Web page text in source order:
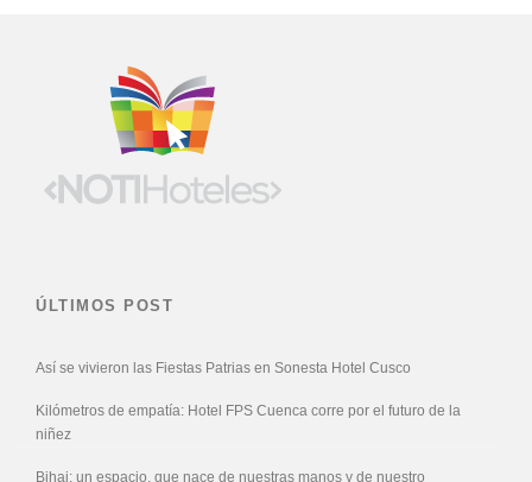
ÚLTIMOS POST
Así se vivieron las Fiestas Patrias en Sonesta Hotel Cusco
Kilómetros de empatía: Hotel FPS Cuenca corre por el futuro de la
niñez
Bihai: un espacio, que nace de nuestras manos y de nuestro